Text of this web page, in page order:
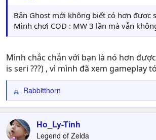
Bản Ghost mới không biết có hơn được
Mình chơi COD : MW 3 lần mà vẫn
Mình chắc chắn với bạn là nó hơn
is seri ???) , vì mình đã xem gameplay
R
e
c
t
Rabbitthorn
Ho_Ly-Tinh
Legend of Zelda